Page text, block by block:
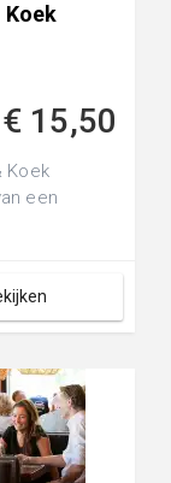
Koek
€ 15,50
Koek
een